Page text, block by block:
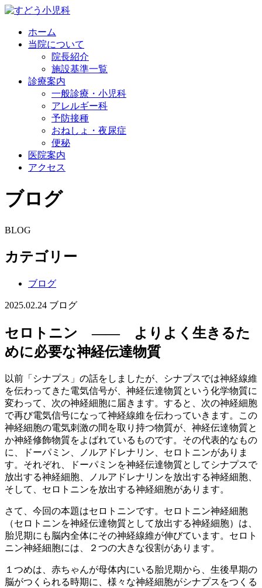
ホーム
当院について
院長紹介
施設基準一覧
診療案内
一般診療・小児科
アレルギー科
予防接種
おねしょ・夜尿症
便秘
医院案内
アクセス
ブログ
BLOG
カテゴリー
ブログ
2025.02.24 ブログ
セロトニン ―― よりよく生きるた
めに必要な神経伝達物質
以前「シナプス」の話をしましたが、シナプスでは神経線維
を伝わってきた電気信号が、神経伝達物質という化学物質に
変わって、次の神経細胞に届きます。すると、次の神経細胞
で再び電気信号になって神経線維を伝わっていきます。この
神経細胞の電気刺激の間を取り持つ物質が、神経伝達物質と
か神経修飾物質をよばれているものです。その代表的なもの
に、ドーパミン、ノルアドレナリン、セロトニンがありま
す。それぞれ、ドーパミンを神経伝達物質としてシナプスで
放出する神経細胞、ノルアドレナリンを放出する神経細胞、
そして、セロトニンを放出する神経細胞があります。
さて、今回の本題はセロトニンです。セロトニン神経細胞
（セロトニンを神経伝達物質として放出する神経細胞）は、
胎児期にも脳内全体にその神経線維が伸びています。セロト
ニン神経細胞には、２つの大きな役割があります。
１つめは、赤ちゃんが母体内にいる胎児期から、生後早期の
脳がつくられる時期に、様々な神経細胞がシナプスをつくる